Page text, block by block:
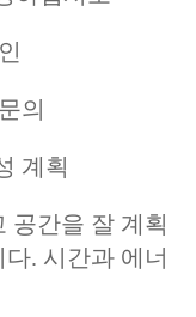
의
계획
공간을 잘 계획
. 시간과 에너